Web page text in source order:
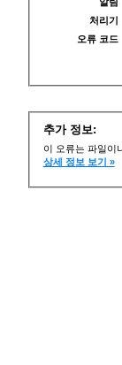
처리기
오류 코드
추가 정보:
이 오류는 파일이
상세 정보 보기 »